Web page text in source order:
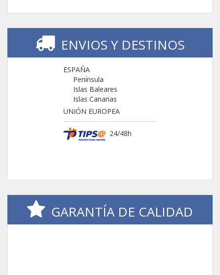
ENVIOS Y DESTINOS
ESPAÑA
Península
Islas Baleares
Islas Canarias
UNIÓN EUROPEA
24/48h
GARANTÍA DE CALIDAD